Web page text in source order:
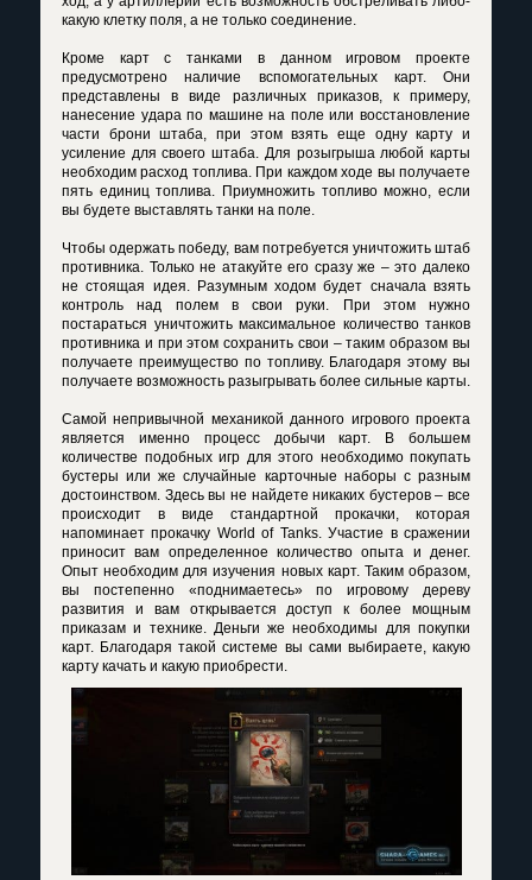
какую клетку поля, а не только соединение.
Кроме карт с танками в данном игровом проекте
предусмотрено наличие вспомогательных карт. Они
представлены в виде различных приказов, к примеру,
нанесение удара по машине на поле или восстановление
части брони штаба, при этом взять еще одну карту и
усиление для своего штаба. Для розыгрыша любой карты
необходим расход топлива. При каждом ходе вы получаете
пять единиц топлива. Приумножить топливо можно, если
вы будете выставлять танки на поле.
Чтобы одержать победу, вам потребуется уничтожить штаб
противника. Только не атакуйте его сразу же – это далеко
не стоящая идея. Разумным ходом будет сначала взять
контроль над полем в свои руки. При этом нужно
постараться уничтожить максимальное количество танков
противника и при этом сохранить свои – таким образом вы
получаете преимущество по топливу. Благодаря этому вы
получаете возможность разыгрывать более сильные карты.
Самой непривычной механикой данного игрового проекта
является именно процесс добычи карт. В большем
количестве подобных игр для этого необходимо покупать
бустеры или же случайные карточные наборы с разным
достоинством. Здесь вы не найдете никаких бустеров – все
происходит в виде стандартной прокачки, которая
напоминает прокачку World of Tanks. Участие в сражении
приносит вам определенное количество опыта и денег.
Опыт необходим для изучения новых карт. Таким образом,
вы постепенно «поднимаетесь» по игровому дереву
развития и вам открывается доступ к более мощным
приказам и технике. Деньги же необходимы для покупки
карт. Благодаря такой системе вы сами выбираете, какую
карту качать и какую приобрести.